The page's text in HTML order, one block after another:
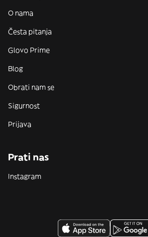
O nama
Česta pitanja
Glovo Prime
Blog
Obrati nam se
Sigurnost
Prijava
Prati nas
Instagram